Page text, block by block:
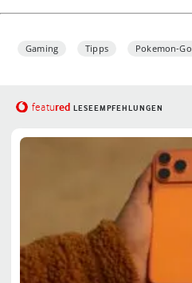
Gaming Tipps Pokemon-Go
featured LESEEMPFEHLUNGEN